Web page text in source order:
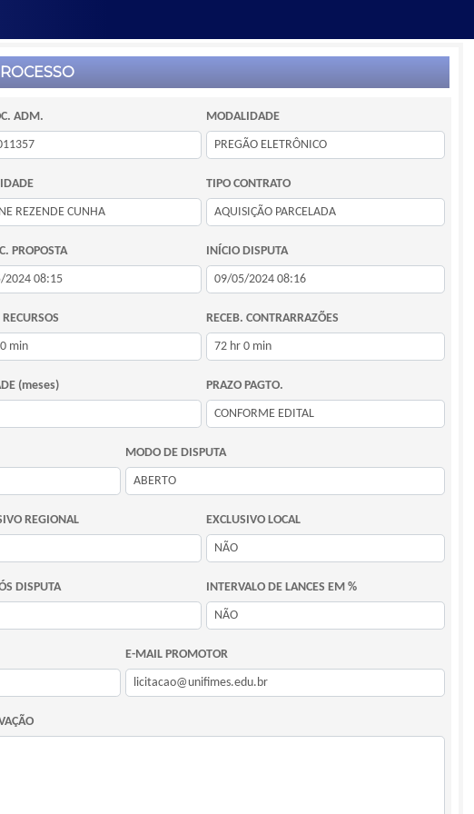
ADM. MODALIDADE
TIPO CONTRATO
PROPOSTA INÍCIO DISPUTA
RECEB. CONTRARRAZÕES
(meses) PRAZO PAGTO.
MODO DE DISPUTA
REGIONAL EXCLUSIVO LOCAL
DISPUTA INTERVALO DE LANCES EM %
E-MAIL PROMOTOR